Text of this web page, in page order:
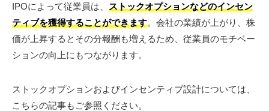
IPOによって従業員は、
ストックオプションなどのインセン
ティブを獲得することができます。会社の業績が上がり、株
価が上昇するとその分報酬も増えるため、従業員のモチベー
ションの向上にもつながります。
ストックオプションおよびインセンティブ設計については、
こちらの記事もご参照ください。